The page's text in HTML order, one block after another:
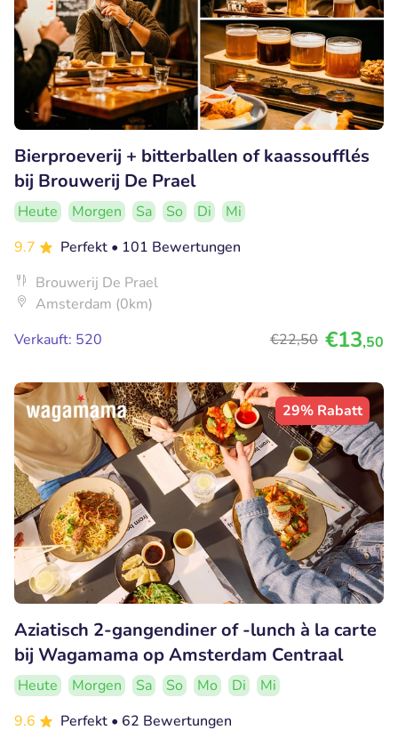
Bierproeverij + bitterballen of kaassoufflés
bij Brouwerij De Prael
Heute Morgen Sa So Di
Mi
9.7
Perfekt • 101 Bewertungen
Brouwerij De Prael
Amsterdam (0km)
Verkauft: 520
€22,50 €13,50
29% Rabatt
Aziatisch 2-gangendiner of -lunch à la carte
bij Wagamama op Amsterdam Centraal
Heute Morgen Sa So Mo Di
Mi
9.6
Perfekt • 62 Bewertungen